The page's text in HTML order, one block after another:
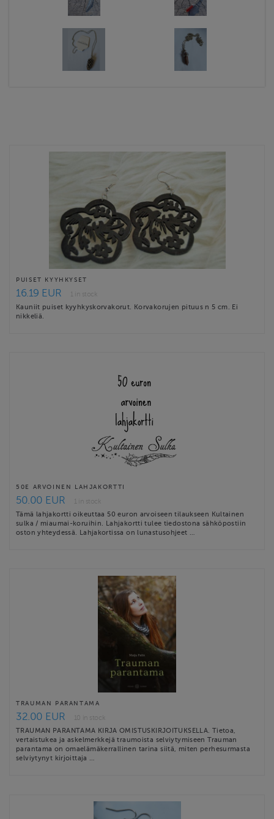
PUISET KYYHKYSET
16.19 EUR
1 in stock
Kauniit puiset kyyhkyskorvakorut. Korvakorujen pituus n 5 cm. Ei
nikkeliä.
50E ARVOINEN LAHJAKORTTI
50.00 EUR
1 in stock
Tämä lahjakortti oikeuttaa 50 euron arvoiseen tilaukseen Kultainen
sulka / miaumai-koruihin. Lahjakortti tulee tiedostona sähköpostiin
oston yhteydessä. Lahjakortissa on lunastusohjeet …
TRAUMAN PARANTAMA
32.00 EUR
10 in stock
TRAUMAN PARANTAMA KIRJA OMISTUSKIRJOITUKSELLA. Tietoa,
vertaistukea ja askelmerkkejä traumoista selviytymiseen Trauman
parantama on omaelämäkerrallinen tarina siitä, miten perhesurmasta
selviytynyt kirjoittaja …